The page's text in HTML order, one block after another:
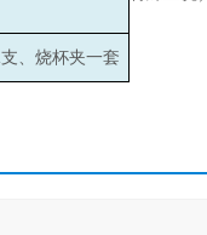
支、烧杯夹一套